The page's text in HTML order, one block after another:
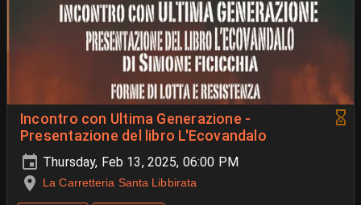
Incontro con Ultima Generazione -
Presentazione del libro L'Ecovandalo
Thursday, Feb 13, 2025, 06:00 PM
La Carretteria Santa Libbirata